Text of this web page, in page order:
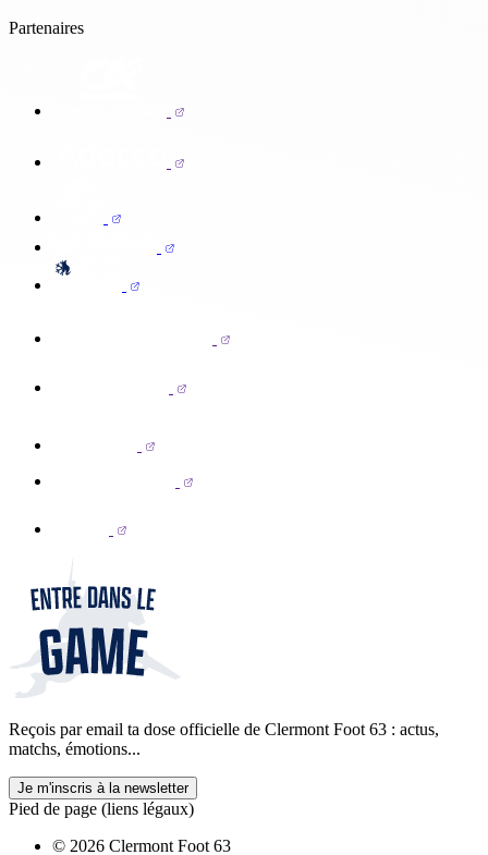
Partenaires
Reçois par email ta dose officielle de Clermont Foot 63 : actus,
matchs, émotions...
Je m'inscris à la newsletter
Pied de page (liens légaux)
© 2026 Clermont Foot 63